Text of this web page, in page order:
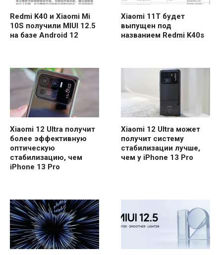
Redmi K40 и Xiaomi Mi
10S получили MIUI 12.5
на базе Android 12
Xiaomi 11T будет
выпущен под
названием Redmi K40s
Xiaomi 12 Ultra получит
более эффективную
оптическую
стабилизацию, чем
iPhone 13 Pro
Xiaomi 12 Ultra может
получит систему
стабилизации лучше,
чем у iPhone 13 Pro